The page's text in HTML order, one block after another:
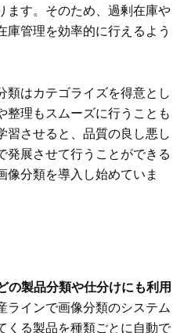
ます。そのため、過剰在庫や
庫管理を効率的に行えるよう
類はカテゴライズを得意とし
整理もスムーズに行うことも
習させると、品質の良し悪し
発展させて行うことができる
像分類を導入し始めていま
の製品分類や仕分けにも利用
ラインで画像分類のシステム
くる製品を種類ごとに自動で